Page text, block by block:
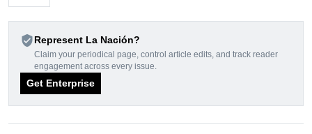
verified_userRepresent La Nación?
Claim your periodical page, control article edits, and track reader
engagement across every issue.
Get Enterprise